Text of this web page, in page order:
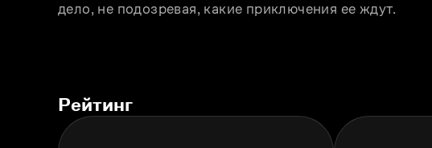
дело, не подозревая, какие приключения еe ждут.
Рейтинг